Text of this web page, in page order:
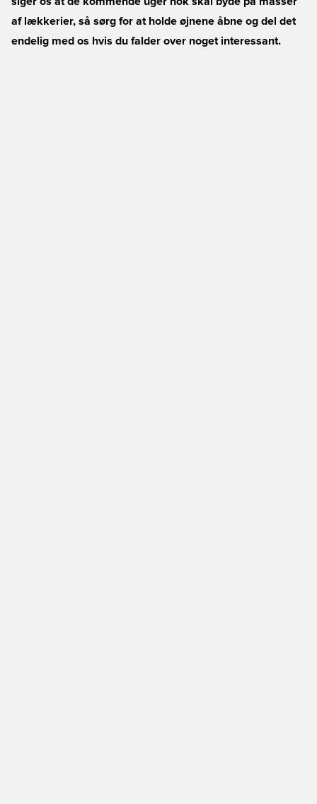
af lækkerier, så sørg for at holde øjnene åbne og del det
endelig med os hvis du falder over noget interessant.